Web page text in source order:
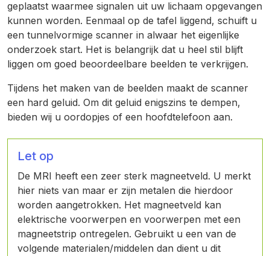
geplaatst waarmee signalen uit uw lichaam opgevangen
kunnen worden. Eenmaal op de tafel liggend, schuift u
een tunnelvormige scanner in alwaar het eigenlijke
onderzoek start. Het is belangrijk dat u heel stil blijft
liggen om goed beoordeelbare beelden te verkrijgen.
Tijdens het maken van de beelden maakt de scanner
een hard geluid. Om dit geluid enigszins te dempen,
bieden wij u oordopjes of een hoofdtelefoon aan.
Let op
De MRI heeft een zeer sterk magneetveld. U merkt
hier niets van maar er zijn metalen die hierdoor
worden aangetrokken. Het magneetveld kan
elektrische voorwerpen en voorwerpen met een
magneetstrip ontregelen. Gebruikt u een van de
volgende materialen/middelen dan dient u dit